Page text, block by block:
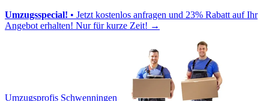
Umzugsspecial! • Jetzt kostenlos anfragen und 23% Rabatt auf Ihr
Angebot erhalten! Nur für kurze Zeit! →
Umzugsprofis Schwenningen